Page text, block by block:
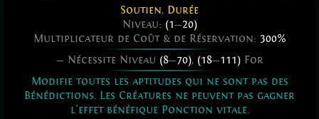
Soutien, Durée
Niveau: (1—20)
Multiplicateur de Coût & de Réservation: 300%
— Nécessite Niveau (8—70), (18—111)For
Modifie toutes les aptitudes qui ne sont pas des
Bénédictions. Les Créatures ne peuvent pas gagner
l'effet bénéfique Ponction vitale.